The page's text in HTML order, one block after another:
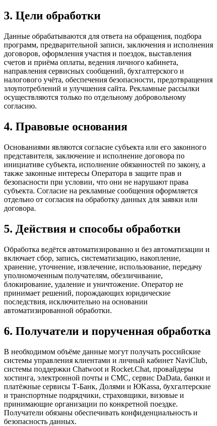
3. Цели обработки
Данные обрабатываются для ответа на обращения, подбора
программ, предварительной записи, заключения и исполнения
договоров, оформления участия и поездок, выставления
счетов и приёма оплаты, ведения личного кабинета,
направления сервисных сообщений, бухгалтерского и
налогового учёта, обеспечения безопасности, предотвращения
злоупотреблений и улучшения сайта. Рекламные рассылки
осуществляются только по отдельному добровольному
согласию.
4. Правовые основания
Основаниями являются согласие субъекта или его законного
представителя, заключение и исполнение договора по
инициативе субъекта, исполнение обязанностей по закону, а
также законные интересы Оператора в защите прав и
безопасности при условии, что они не нарушают права
субъекта. Согласие на рекламные сообщения оформляется
отдельно от согласия на обработку данных для заявки или
договора.
5. Действия и способы обработки
Обработка ведётся автоматизированно и без автоматизации и
включает сбор, запись, систематизацию, накопление,
хранение, уточнение, извлечение, использование, передачу
уполномоченным получателям, обезличивание,
блокирование, удаление и уничтожение. Оператор не
принимает решений, порождающих юридические
последствия, исключительно на основании
автоматизированной обработки.
6. Получатели и порученная обработка
В необходимом объёме данные могут получать российские
системы управления клиентами и личный кабинет NaviClub,
системы поддержки Chatwoot и Rocket.Chat, провайдеры
хостинга, электронной почты и СМС, сервис DaData, банки и
платёжные сервисы Т-Банк, Долями и ЮKassa, бухгалтерские
и транспортные подрядчики, страховщики, визовые и
принимающие организации по конкретной поездке.
Получатели обязаны обеспечивать конфиденциальность и
безопасность данных.